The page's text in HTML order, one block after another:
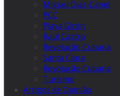
Miguel Díaz-Canel
PCC
Playa Girón
Raúl Castro
Revolução Cubana
Santa Clara
Revolução Cubana
Turismo
Artigos de Opinião